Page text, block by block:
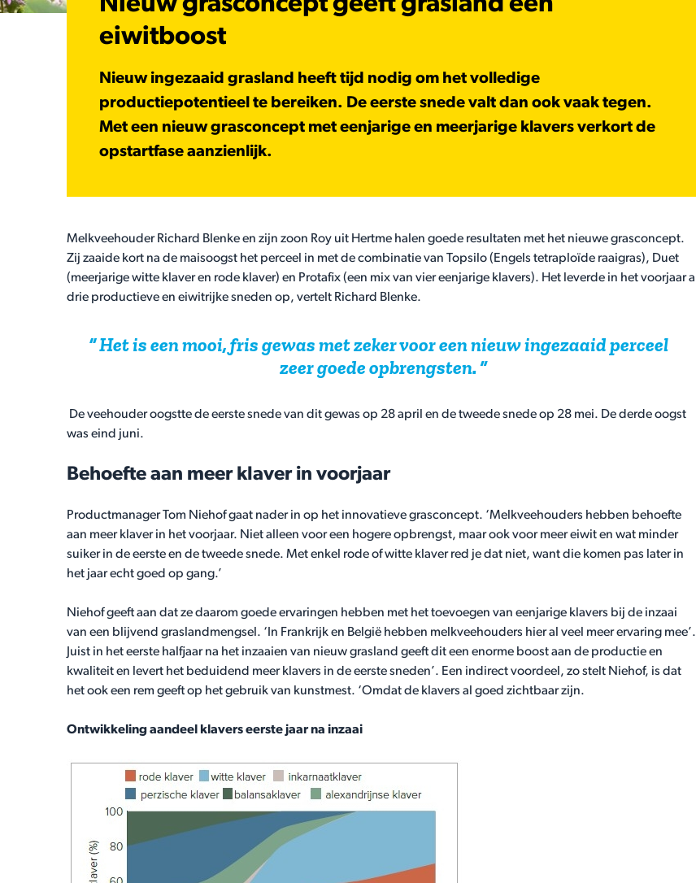
eiwitboost
Nieuw ingezaaid grasland heeft tijd nodig om het volledige
productiepotentieel te bereiken. De eerste snede valt dan ook vaak tegen.
Met een nieuw grasconcept met eenjarige en meerjarige klavers verkort de
opstartfase aanzienlijk.
Melkveehouder Richard Blenke en zijn zoon Roy uit Hertme halen goede resultaten met het nieuwe grasconcept.
Zij zaaide kort na de maisoogst het perceel in met de combinatie van Topsilo (Engels tetraploïde raaigras), Duet
(meerjarige witte klaver en rode klaver) en Protafix (een mix van vier eenjarige klavers). Het leverde in het voorjaar al
drie productieve en eiwitrijke sneden op, vertelt Richard Blenke.
Het is een mooi, fris gewas met zeker voor een nieuw ingezaaid perceel
zeer goede opbrengsten.
De veehouder oogstte de eerste snede van dit gewas op 28 april en de tweede snede op 28 mei. De derde oogst
was eind juni.
Behoefte aan meer klaver in voorjaar
Productmanager Tom Niehof gaat nader in op het innovatieve grasconcept. ‘Melkveehouders hebben behoefte
aan meer klaver in het voorjaar. Niet alleen voor een hogere opbrengst, maar ook voor meer eiwit en wat minder
suiker in de eerste en de tweede snede. Met enkel rode of witte klaver red je dat niet, want die komen pas later in
het jaar echt goed op gang.’
Niehof geeft aan dat ze daarom goede ervaringen hebben met het toevoegen van eenjarige klavers bij de inzaai
van een blijvend graslandmengsel. ‘In Frankrijk en België hebben melkveehouders hier al veel meer ervaring mee’.
Juist in het eerste halfjaar na het inzaaien van nieuw grasland geeft dit een enorme boost aan de productie en
kwaliteit en levert het beduidend meer klavers in de eerste sneden’. Een indirect voordeel, zo stelt Niehof, is dat
het ook een rem geeft op het gebruik van kunstmest. ‘Omdat de klavers al goed zichtbaar zijn.
Ontwikkeling aandeel klavers eerste jaar na inzaai